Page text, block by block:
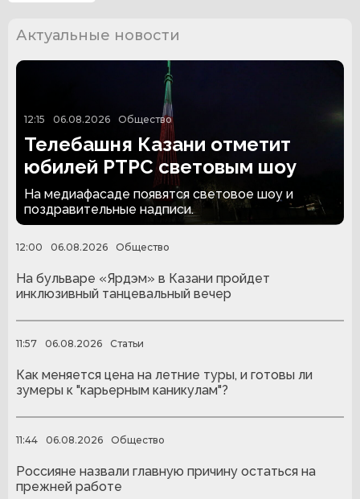
Актуальные новости
12:15 06.08.2026 Общество
Телебашня Казани отметит
юбилей РТРС световым шоу
На медиафасаде появятся световое шоу и
поздравительные надписи.
12:00 06.08.2026 Общество
На бульваре «Ярдэм» в Казани пройдет
инклюзивный танцевальный вечер
11:57 06.08.2026 Статьи
Как меняется цена на летние туры, и готовы ли
зумеры к "карьерным каникулам"?
11:44 06.08.2026 Общество
Россияне назвали главную причину остаться на
прежней работе